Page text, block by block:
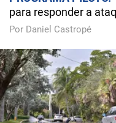
para responder a
Por Daniel Castropé